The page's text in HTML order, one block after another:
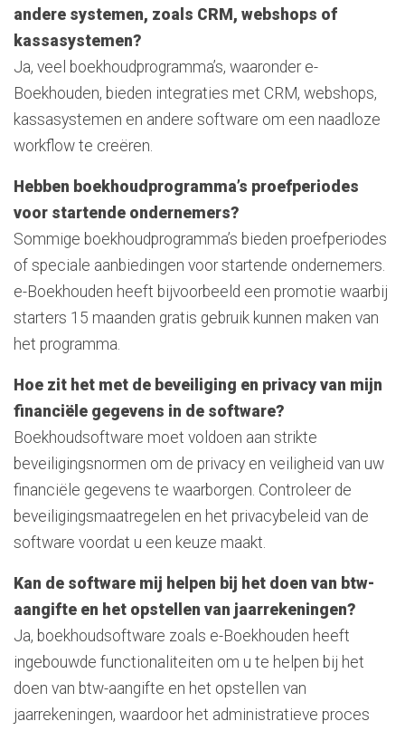
andere systemen, zoals CRM, webshops of
kassasystemen?
Ja, veel boekhoudprogramma’s, waaronder e-
Boekhouden, bieden integraties met CRM, webshops,
kassasystemen en andere software om een naadloze
workflow te creëren.
Hebben boekhoudprogramma’s proefperiodes
voor startende ondernemers?
Sommige boekhoudprogramma’s bieden proefperiodes
of speciale aanbiedingen voor startende ondernemers.
e-Boekhouden heeft bijvoorbeeld een promotie waarbij
starters 15 maanden gratis gebruik kunnen maken van
het programma.
Hoe zit het met de beveiliging en privacy van mijn
financiële gegevens in de software?
Boekhoudsoftware moet voldoen aan strikte
beveiligingsnormen om de privacy en veiligheid van uw
financiële gegevens te waarborgen. Controleer de
beveiligingsmaatregelen en het privacybeleid van de
software voordat u een keuze maakt.
Kan de software mij helpen bij het doen van btw-
aangifte en het opstellen van jaarrekeningen?
Ja, boekhoudsoftware zoals e-Boekhouden heeft
ingebouwde functionaliteiten om u te helpen bij het
doen van btw-aangifte en het opstellen van
jaarrekeningen, waardoor het administratieve proces